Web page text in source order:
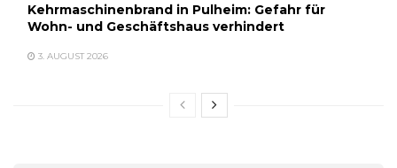
Kehrmaschinenbrand in Pulheim: Gefahr für
Wohn- und Geschäftshaus verhindert
3. AUGUST 2026